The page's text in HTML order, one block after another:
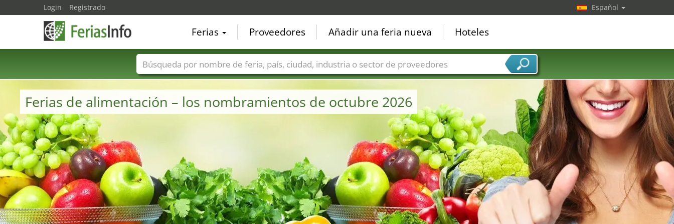
Ferias de alimentación – los nombramientos de octubre 2026
Login Registrado Español
Ferias Proveedores Añadir una feria nueva Hoteles
Nombres de ferias Países Ciudades Sectores de ferias Sectores de proveedor de servicios